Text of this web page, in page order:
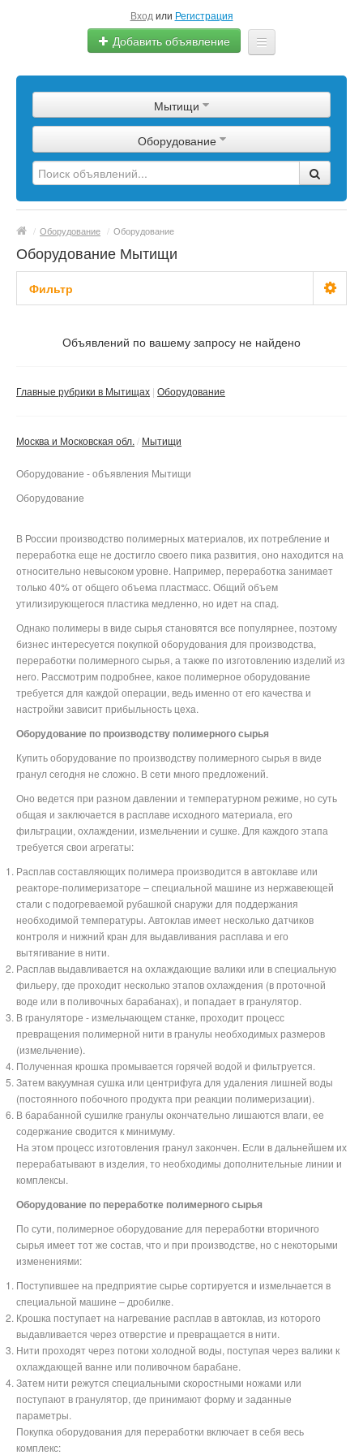
Вход или Регистрация
Добавить объявление
Сырье
Изделия
Оборудование
Еще
Мытищи
Оборудование
/ Оборудование / Оборудование
Оборудование Мытищи
Фильтр
Объявлений по вашему запросу не найдено
Главные рубрики в Мытищах Оборудование
Москва и Московская обл. Мытищи
Оборудование - объявления Мытищи
Оборудование
В России производство полимерных материалов, их потребление и
переработка еще не достигло своего пика развития, оно находится на
относительно невысоком уровне. Например, переработка занимает
только 40% от общего объема пластмасс. Общий объем
утилизирующегося пластика медленно, но идет на спад.
Однако полимеры в виде сырья становятся все популярнее, поэтому
бизнес интересуется покупкой оборудования для производства,
переработки полимерного сырья, а также по изготовлению изделий из
него. Рассмотрим подробнее, какое полимерное оборудование
требуется для каждой операции, ведь именно от его качества и
настройки зависит прибыльность цеха.
Оборудование по производству полимерного сырья
Купить оборудование по производству полимерного сырья в виде
гранул сегодня не сложно. В сети много предложений.
Оно ведется при разном давлении и температурном режиме, но суть
общая и заключается в расплаве исходного материала, его
фильтрации, охлаждении, измельчении и сушке. Для каждого этапа
требуется свои агрегаты:
Расплав составляющих полимера производится в автоклаве или
реакторе-полимеризаторе – специальной машине из нержавеющей
стали с подогреваемой рубашкой снаружи для поддержания
необходимой температуры. Автоклав имеет несколько датчиков
контроля и нижний кран для выдавливания расплава и его
вытягивание в нити.
Расплав выдавливается на охлаждающие валики или в специальную
фильеру, где проходит несколько этапов охлаждения (в проточной
воде или в поливочных барабанах), и попадает в гранулятор.
В грануляторе - измельчающем станке, проходит процесс
превращения полимерной нити в гранулы необходимых размеров
(измельчение).
Полученная крошка промывается горячей водой и фильтруется.
Затем вакуумная сушка или центрифуга для удаления лишней воды
(постоянного побочного продукта при реакции полимеризации).
В барабанной сушилке гранулы окончательно лишаются влаги, ее
содержание сводится к минимуму.
На этом процесс изготовления гранул закончен. Если в дальнейшем их
перерабатывают в изделия, то необходимы дополнительные линии и
комплексы.
Оборудование по переработке полимерного сырья
По сути, полимерное оборудование для переработки вторичного
сырья имеет тот же состав, что и при производстве, но с некоторыми
изменениями:
Поступившее на предприятие сырье сортируется и измельчается в
специальной машине – дробилке.
Крошка поступает на нагревание расплав в автоклав, из которого
выдавливается через отверстие и превращается в нити.
Нити проходят через потоки холодной воды, поступая через валики к
охлаждающей ванне или поливочном барабане.
Затем нити режутся специальными скоростными ножами или
поступают в гранулятор, где принимают форму и заданные
параметры.
Покупка оборудования для переработки включает в себя весь
комплекс: